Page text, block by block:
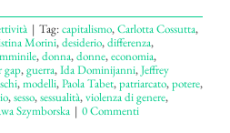
| Tag:capitalismo,Carlotta Cossutta,
Morini,desiderio,differenza,
,donna,donne,economia,
gap,guerra,Ida Dominijanni,Jeffrey
,modelli,Paola Tabet,patriarcato,potere,
,sesso,sessualità,violenza di genere,
Szymborska | 0 Commenti